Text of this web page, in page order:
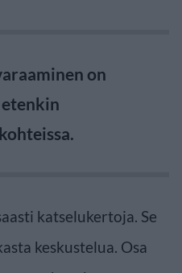
on
katselukertoja. Se
keskustelua. Osa